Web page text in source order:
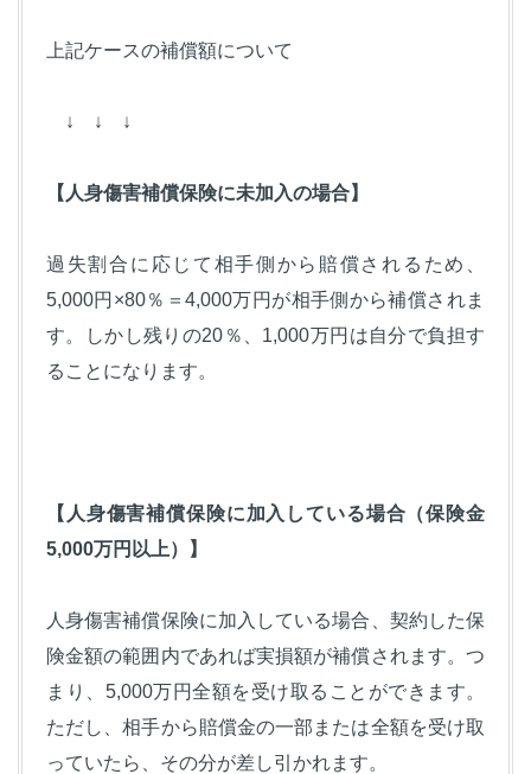
上記ケースの補償額について
↓ ↓ ↓
【人身傷害補償保険に未加入の場合】
過失割合に応じて相手側から賠償されるため、
5,000円×80％＝4,000万円が相手側から補償されま
す。しかし残りの20％、1,000万円は自分で負担す
ることになります。
【人身傷害補償保険に加入している場合（保険金
5,000万円以上）】
人身傷害補償保険に加入している場合、契約した保
険金額の範囲内であれば実損額が補償されます。つ
まり、5,000万円全額を受け取ることができます。
ただし、相手から賠償金の一部または全額を受け取
っていたら、その分が差し引かれます。